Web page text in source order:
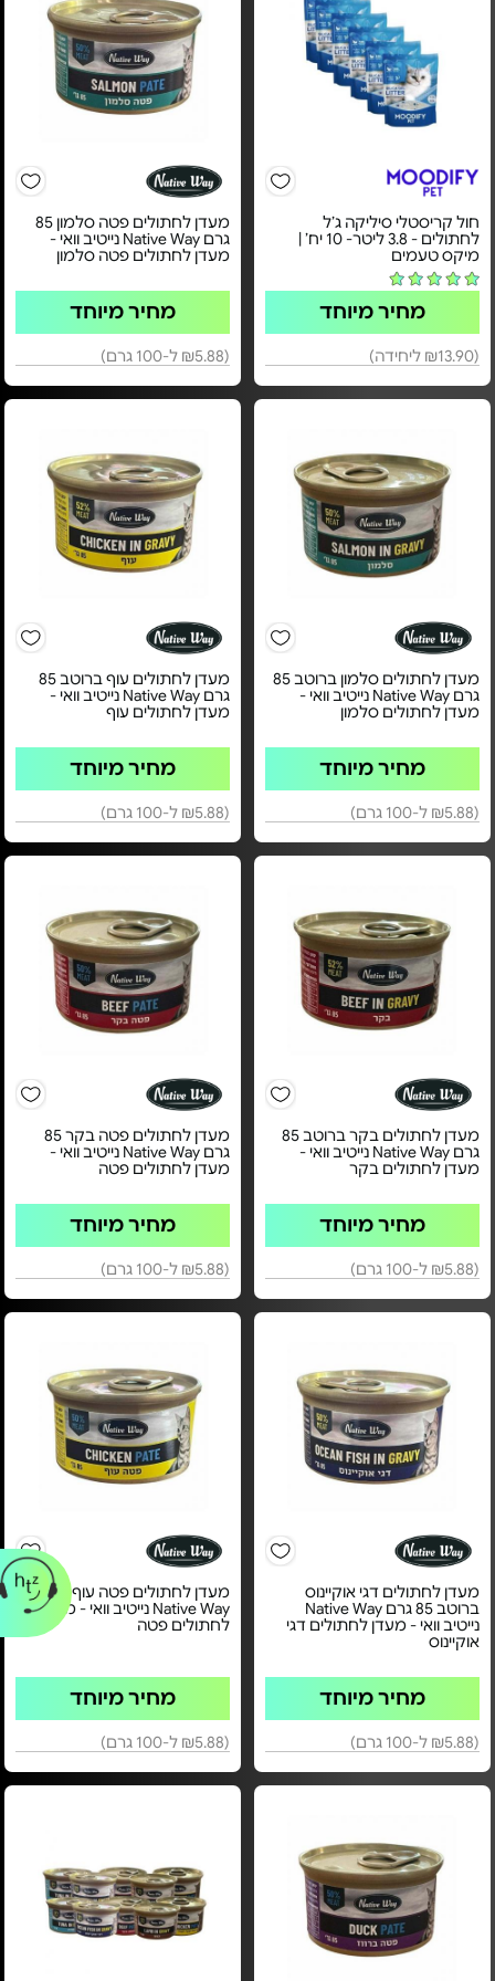
חול קריסטלי סיליקה ג’ל
לחתולים - 3.8 ליטר- 10 יח’ |
מיקס טעמים
מחיר מיוחד
(₪13.90 ליחידה)
מעדן לחתולים פטה סלמון 85
גרם Native Way נייטיב וואי -
מעדן לחתולים פטה סלמון
מחיר מיוחד
(₪5.88 ל-100 גרם)
מעדן לחתולים סלמון ברוטב 85
גרם Native Way נייטיב וואי -
מעדן לחתולים סלמון
מחיר מיוחד
(₪5.88 ל-100 גרם)
מעדן לחתולים עוף ברוטב 85
גרם Native Way נייטיב וואי -
מעדן לחתולים עוף
מחיר מיוחד
(₪5.88 ל-100 גרם)
מעדן לחתולים בקר ברוטב 85
גרם Native Way נייטיב וואי -
מעדן לחתולים בקר
מחיר מיוחד
(₪5.88 ל-100 גרם)
מעדן לחתולים פטה בקר 85
גרם Native Way נייטיב וואי -
מעדן לחתולים פטה
מחיר מיוחד
(₪5.88 ל-100 גרם)
מעדן לחתולים דגי אוקיינוס
ברוטב 85 גרם Native Way
נייטיב וואי - מעדן לחתולים דגי
אוקיינוס
מחיר מיוחד
(₪5.88 ל-100 גרם)
מעדן לחתולים פטה עוף 85 גרם
Native Way נייטיב וואי - מעדן
לחתולים פטה
מחיר מיוחד
(₪5.88 ל-100 גרם)